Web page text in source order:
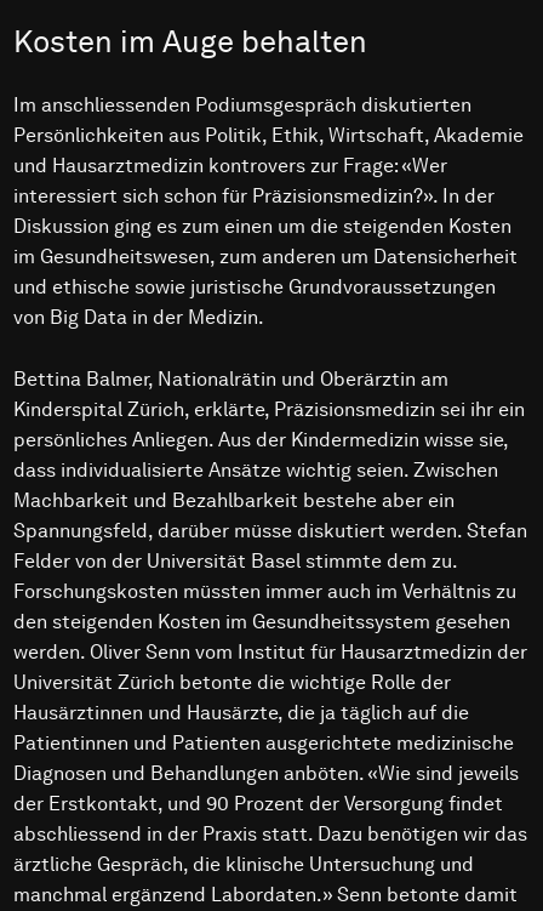
Kosten im Auge behalten
Im anschliessenden Podiumsgespräch diskutierten
Persönlichkeiten aus Politik, Ethik, Wirtschaft, Akademie
und Hausarztmedizin kontrovers zur Frage: «Wer
interessiert sich schon für Präzisionsmedizin?». In der
Diskussion ging es zum einen um die steigenden Kosten
im Gesundheitswesen, zum anderen um Datensicherheit
und ethische sowie juristische Grundvoraussetzungen
von Big Data in der Medizin.
Bettina Balmer, Nationalrätin und Oberärztin am
Kinderspital Zürich, erklärte, Präzisionsmedizin sei ihr ein
persönliches Anliegen. Aus der Kindermedizin wisse sie,
dass individualisierte Ansätze wichtig seien. Zwischen
Machbarkeit und Bezahlbarkeit bestehe aber ein
Spannungsfeld, darüber müsse diskutiert werden. Stefan
Felder von der Universität Basel stimmte dem zu.
Forschungskosten müssten immer auch im Verhältnis zu
den steigenden Kosten im Gesundheitssystem gesehen
werden. Oliver Senn vom Institut für Hausarztmedizin der
Universität Zürich betonte die wichtige Rolle der
Hausärztinnen und Hausärzte, die ja täglich auf die
Patientinnen und Patienten ausgerichtete medizinische
Diagnosen und Behandlungen anböten. «Wie sind jeweils
der Erstkontakt, und 90 Prozent der Versorgung findet
abschliessend in der Praxis statt. Dazu benötigen wir das
ärztliche Gespräch, die klinische Untersuchung und
manchmal ergänzend Labordaten.» Senn betonte damit